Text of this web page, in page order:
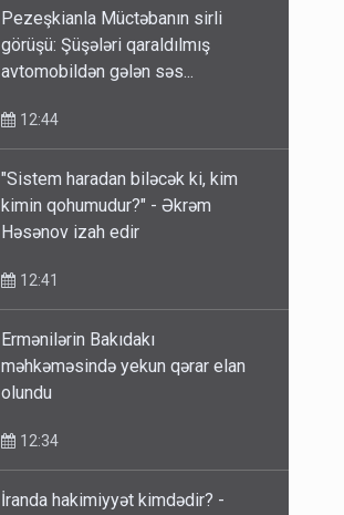
Pezeşkianla Müctəbanın sirli
görüşü: Şüşələri qaraldılmış
avtomobildən gələn səs...
12:44
"Sistem haradan biləcək ki, kim
kimin qohumudur?" - Əkrəm
Həsənov izah edir
12:41
Ermənilərin Bakıdakı
məhkəməsində yekun qərar elan
olundu
12:34
İranda hakimiyyət kimdədir? -